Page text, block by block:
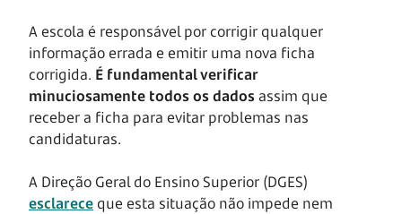
A escola é responsável por corrigir qualquer
informação errada e emitir uma nova ficha
corrigida. É fundamental verificar
minuciosamente todos os dadosassim que
receber a ficha para evitar problemas nas
candidaturas.
A Direção Geral do Ensino Superior (DGES)
esclarece que esta situação não impede nem